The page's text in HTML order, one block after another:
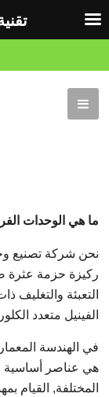
ما هي الوحدات
نحن شركة تصنيع
التعبئة والتغليف
الفينيل متعدد الكلور HDI.
في الهندسة
هي عناصر أساسية
المختلفة, القيام